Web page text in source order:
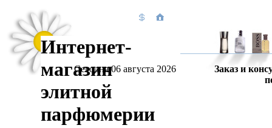
Интернет-
магазин
элитной
парфюмерии
Сегодня 06 августа 2026
Заказ и